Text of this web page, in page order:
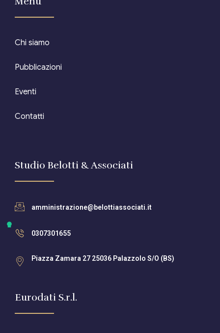
Chi siamo
Pubblicazioni
Eventi
Contatti
Studio Belotti & Associati
amministrazione@belottiassociati.it
0307301655
Piazza Zamara 27 25036 Palazzolo S/O (BS)
Eurodati S.r.l.